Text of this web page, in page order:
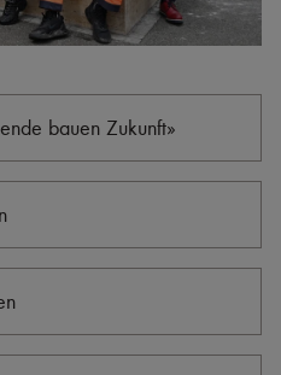
bauen Zukunft»